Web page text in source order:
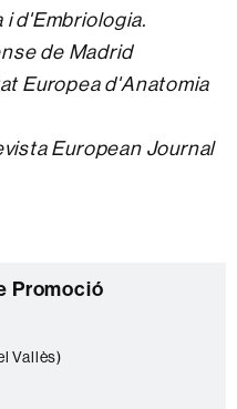
d'Embriologia.
de Madrid
Europea d'Anatomia
European Journal
Promoció
Vallès)